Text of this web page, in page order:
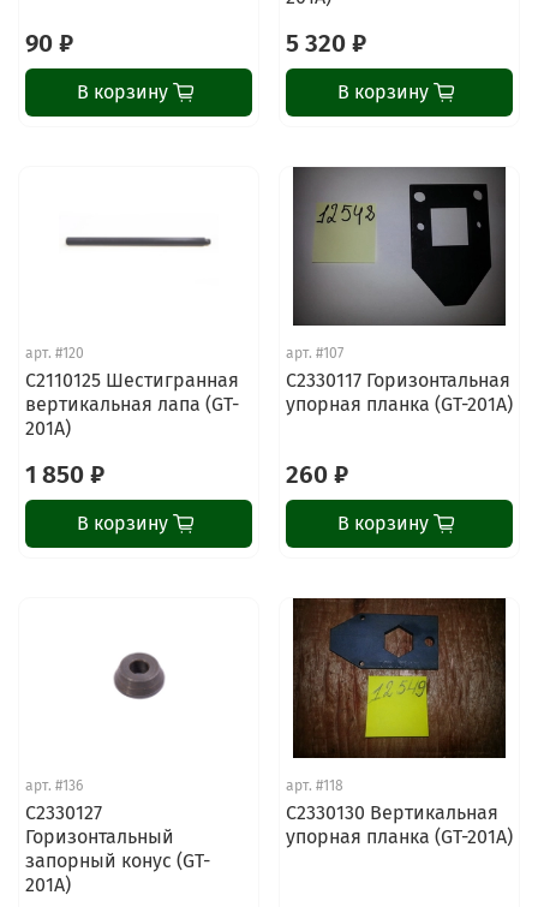
90 ₽
В корзину
5 320 ₽
В корзину
арт. #120
C2110125 Шестигранная
вертикальная лапа (GT-
201A)
1 850 ₽
В корзину
арт. #107
C2330117 Горизонтальная
упорная планка (GT-201A)
260 ₽
В корзину
арт. #136
C2330127
Горизонтальный
запорный конус (GT-
201A)
арт. #118
C2330130 Вертикальная
упорная планка (GT-201A)